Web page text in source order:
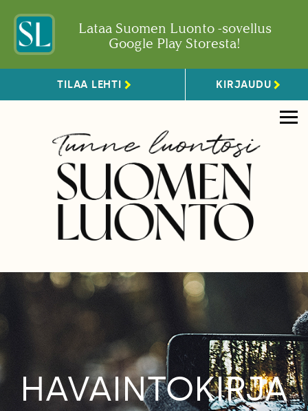
Lataa Suomen Luonto -sovellus
Google Play Storesta!
TILAA LEHTI KIRJAUDU
HAVAINTOKIRJA